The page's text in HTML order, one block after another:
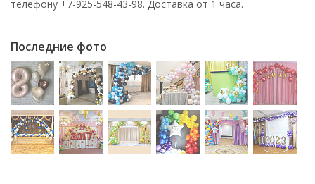
телефону +7-925-548-43-98. Доставка от 1 часа.
Последние фото